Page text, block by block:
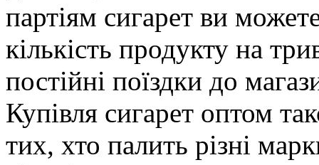
партіям сигарет ви
кількість продукту на
постійні поїздки до
Купівля сигарет оптом
тих, хто палить різні